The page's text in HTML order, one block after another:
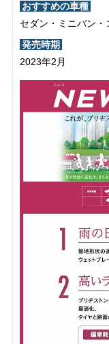
おすすめの車種
セダン・ミニバン
発売時期
2023年2月